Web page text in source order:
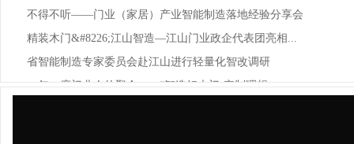
不得不听——门业（家居）产业智能制造落地经验分享会
精装木门&#8226;江山智造—江山门业政企代表团亮相...
省智能制造专家委员会赴江山进行轻量化智改调研
一年一度门业人的聚会——“智造好木门·定制理想...